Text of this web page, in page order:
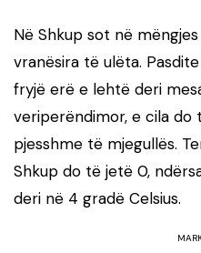
Në Shkup sot në
vranësira të ulëta.
fryjë erë e lehtë deri
veriperëndimor, e cila do
pjesshme të mjegullës.
Shkup do të jetë 0,
deri në 4 gradë Celsius.